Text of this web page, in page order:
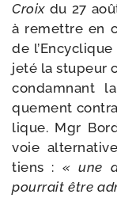
Croixdu 27
à remettre en
de l’Encyclique
jeté la stu­peur
condam­nant
que­ment
lique. Mgr
voie
tiens : « une
pour­rait être